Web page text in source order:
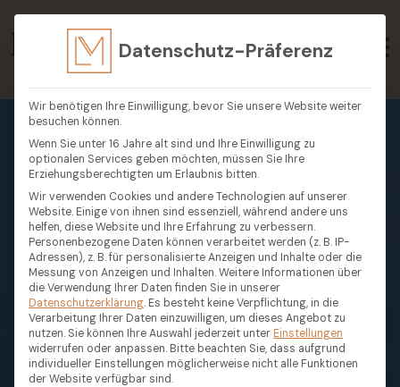
Datenschutz-Präferenz
Wir benötigen Ihre Einwilligung, bevor Sie unsere Website weiter
besuchen können.
Wenn Sie unter 16 Jahre alt sind und Ihre Einwilligung zu
optionalen Services geben möchten, müssen Sie Ihre
Erziehungsberechtigten um Erlaubnis bitten.
Wir verwenden Cookies und andere Technologien auf unserer
Website. Einige von ihnen sind essenziell, während andere uns
helfen, diese Website und Ihre Erfahrung zu verbessern.
Personenbezogene Daten können verarbeitet werden (z. B. IP-
Adressen), z. B. für personalisierte Anzeigen und Inhalte oder die
Messung von Anzeigen und Inhalten.Weitere Informationen über
die Verwendung Ihrer Daten finden Sie in unserer
Datenschutzerklärung. Es besteht keine Verpflichtung, in die
Verarbeitung Ihrer Daten einzuwilligen, um dieses Angebot zu
nutzen. Sie können Ihre Auswahl jederzeit unter Einstellungen
widerrufen oder anpassen. Bitte beachten Sie, dass aufgrund
individueller Einstellungen möglicherweise nicht alle Funktionen
der Website verfügbar sind.